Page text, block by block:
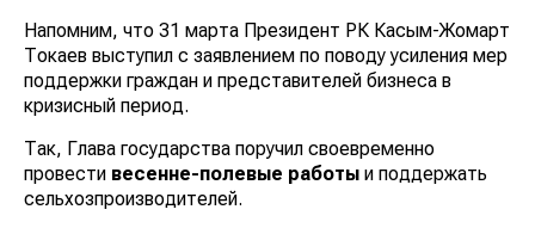
Напомним, что 31 марта Президент РК Касым-Жомарт
Токаев выступил с заявлением по поводу усиления мер
поддержки граждан и представителей бизнеса в
кризисный период.
Так, Глава государства поручил своевременно
провести весенне-полевые работы и поддержать
сельхозпроизводителей.